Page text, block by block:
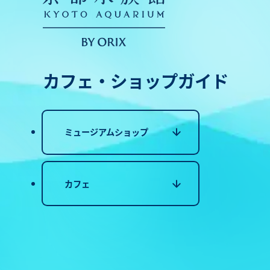
カフェ・ショップガイド
ミュージアムショップ
カフェ